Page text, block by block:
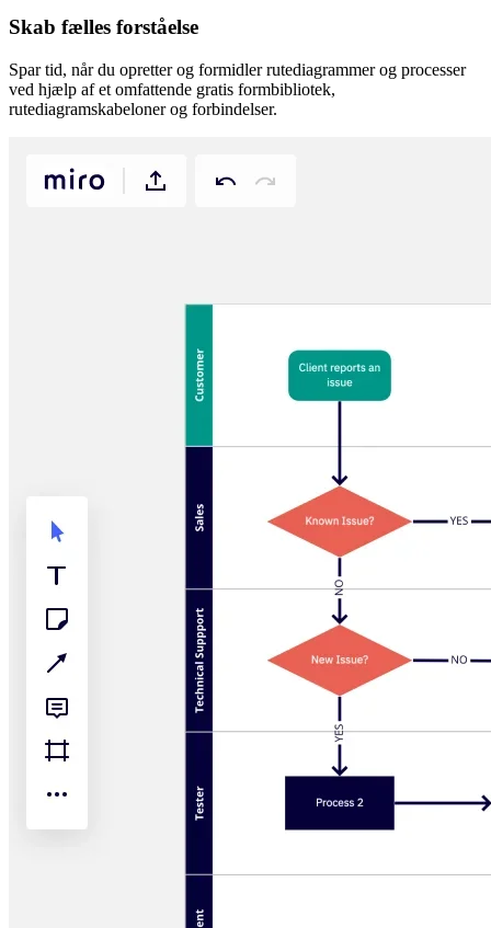
Skab fælles forståelse
Spar tid, når du opretter og formidler rutediagrammer og processer
ved hjælp af et omfattende gratis formbibliotek,
rutediagramskabeloner og forbindelser.